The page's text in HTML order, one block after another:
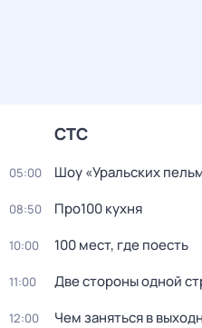
СТС
05:00 Шоу «Уральских
08:50 Про100 кухня
10:00 100 мест, где поесть
11:00 Две стороны одной
12:00 Чем заняться в